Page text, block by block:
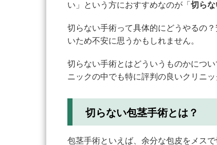
い」という方におすすめなのが「 切ら
切らない手術って具体的にどうやるの
いため不安に思うかもしれません。
切らない手術とはどういうものかにつ
ニックの中でも特に評判の良いクリニ
切らない包茎手術とは？
包茎手術といえば、余分な包皮をメス